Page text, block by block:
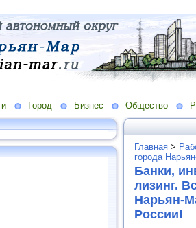
Город Бизнес Общество
Главная >
города
Банки,
лизинг.
Нарьян-
России!